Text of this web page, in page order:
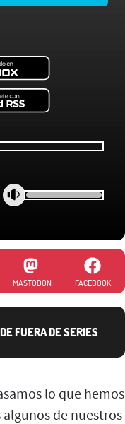
MASTODON FACEBOOK
FUERA DE SERIES
lo que hemos
de nuestros